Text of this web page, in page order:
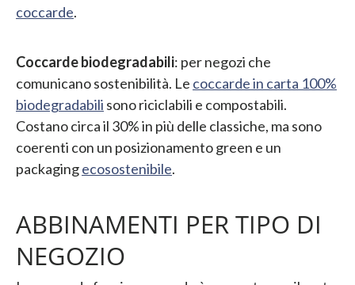
coccarde.
Coccarde biodegradabili: per negozi che
comunicano sostenibilità. Le coccarde in carta 100%
biodegradabili sono riciclabili e compostabili.
Costano circa il 30% in più delle classiche, ma sono
coerenti con un posizionamento green e un
packagingecosostenibile.
ABBINAMENTI PER TIPO DI
NEGOZIO